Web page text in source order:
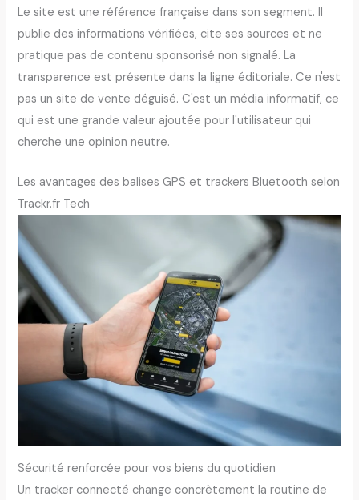
Le site est une référence française dans son segment. Il
publie des informations vérifiées, cite ses sources et ne
pratique pas de contenu sponsorisé non signalé. La
transparence est présente dans la ligne éditoriale. Ce n'est
pas un site de vente déguisé. C'est un média informatif, ce
qui est une grande valeur ajoutée pour l'utilisateur qui
cherche une opinion neutre.
Les avantages des balises GPS et trackers Bluetooth selon
Trackr.fr Tech
Sécurité renforcée pour vos biens du quotidien
Un tracker connecté change concrètement la routine de